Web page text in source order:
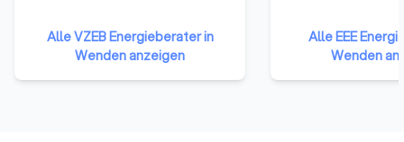
kommen wir zur Beratung zu
Ihnen nach Hause. Dort machen
wir uns ein Bild der aktuellen
Situation. Die Vorortbegehung
Alle VZEB Energieberater in
Wenden anzeigen
nachweislich
Fachkräfte für
energieeffizientes
nachhaltiges
Alle EEE
Wenden